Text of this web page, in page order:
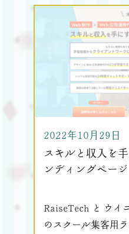
2022年10月29日
スキルと収入を
ンディングページ
RaiseTech と ウイ
のスクール集客用